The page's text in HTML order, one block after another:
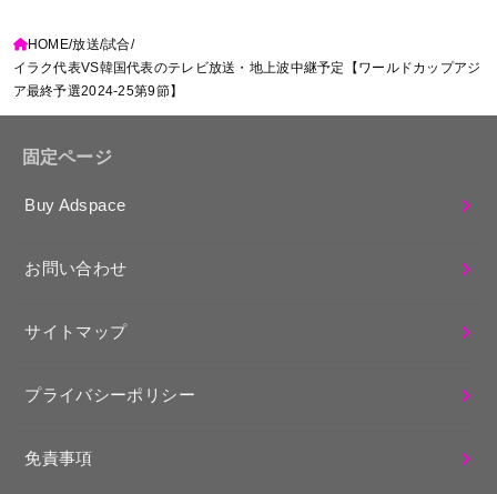
HOME 放送 試合
イラク代表VS韓国代表のテレビ放送・地上波中継予定【ワールドカップアジ
ア最終予選2024-25第9節】
固定ページ
Buy Adspace
お問い合わせ
サイトマップ
プライバシーポリシー
免責事項